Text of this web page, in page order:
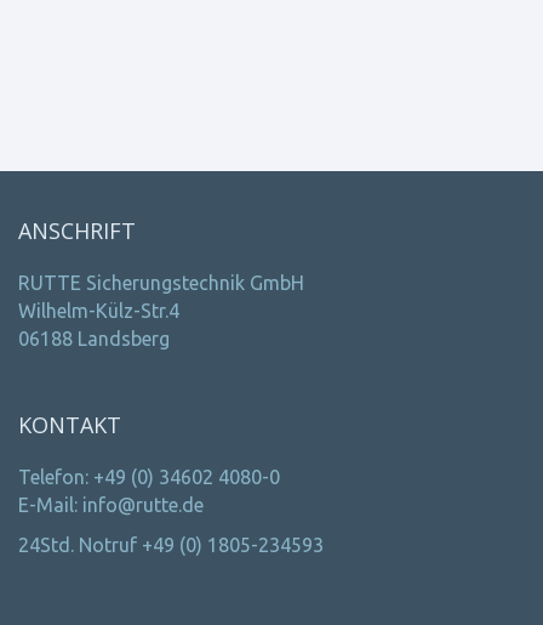
ANSCHRIFT
RUTTE Sicherungstechnik GmbH
Wilhelm-Külz-Str.4
06188 Landsberg
KONTAKT
Telefon: +49 (0) 34602 4080-0
E-Mail: info@rutte.de
24Std. Notruf +49 (0) 1805-234593